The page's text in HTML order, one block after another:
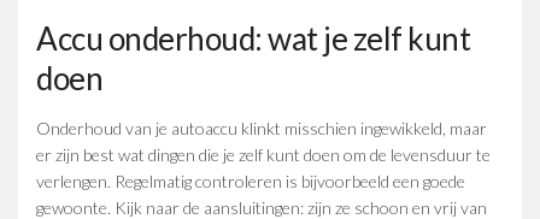
Accu onderhoud: wat je zelf kunt
doen
Onderhoud van je autoaccu klinkt misschien ingewikkeld, maar
er zijn best wat dingen die je zelf kunt doen om de levensduur te
verlengen. Regelmatig controleren is bijvoorbeeld een goede
gewoonte. Kijk naar de aansluitingen: zijn ze schoon en vrij van